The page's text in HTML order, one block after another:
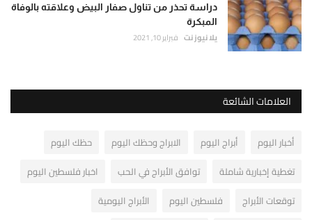
دراسة تحذر من تناول صفار البيض وعلاقته بالوفاة
المبكرة
يلا نيوز نت فبراير 10, 2021
العلامات الشائعة
أخبار اليوم أبراج اليوم الابراج وحظك اليوم
حظك اليوم
تغطية إخبارية شاملة
توافق الأبراج في الحب
اخبار فلسطين اليوم
توقعات الأبراج
فلسطين اليوم
الأبراج اليومية